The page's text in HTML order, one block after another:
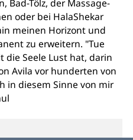
Bad-Tölz, der Massage-
oder bei HalaShekar
meinen Horizont und
zu erweitern. "Tue
die Seele Lust hat, darin
Avila vor hunderten von
in diesem Sinne von mir